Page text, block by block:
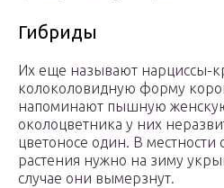
Гибриды
Их еще называют нарциссы-
колоколовидную форму
напоминают пышную
околоцветника у них
цветоносе один. В местности
растения нужно на зиму
случае они вымерзнут.